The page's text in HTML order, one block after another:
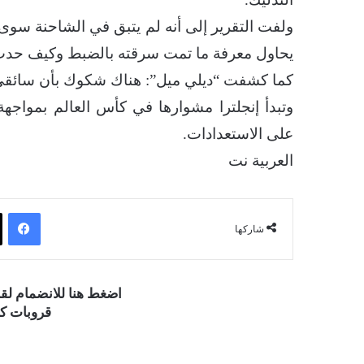
ولفت التقرير إلى أنه لم يتبق في الشاحنة
يحاول معرفة ما تمت سرقته بالضبط وكيف
كما كشفت “ديلي ميل”: هناك شكوك بأن
وتبدأ إنجلترا مشوارها في كأس العالم
على الاستعدادات.
العربية نت
شاركها
اضغط هنا للانضمام
قروبات